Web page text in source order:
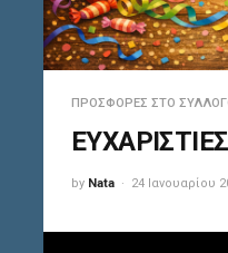
ΠΡΟΣΦΟΡΈΣ ΣΤΟ
ΕΥΧΑΡΙΣΤΙΕΣ
by Nata 24 Ιανουαρίου